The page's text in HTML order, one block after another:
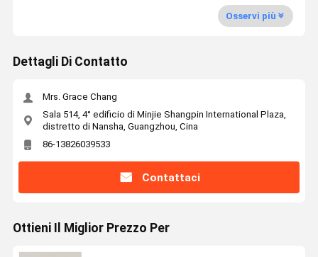
Osservi più
Dettagli Di Contatto
Mrs. Grace Chang
Sala 514, 4° edificio di Minjie Shangpin International Plaza,
distretto di Nansha, Guangzhou, Cina
86-13826039533
Contattaci
Ottieni Il Miglior Prezzo Per